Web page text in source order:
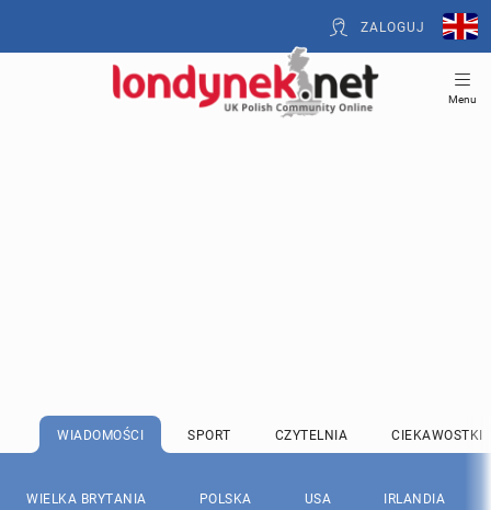
ZALOGUJ
Menu
WIADOMOŚCI SPORT CZYTELNIA CIEKAWOSTKI
WIELKA BRYTANIA POLSKA USA IRLANDIA